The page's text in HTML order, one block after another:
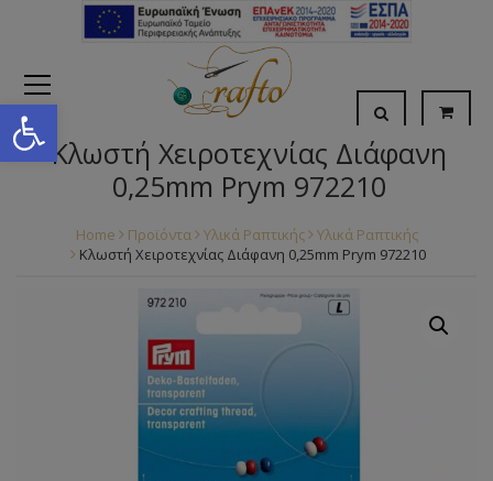
Open toolbar
Κλωστή Χειροτεχνίας Διάφανη
0,25mm Prym 972210
Home Προϊόντα Υλικά Ραπτικής
Υλικά Ραπτικής
Κλωστή Χειροτεχνίας Διάφανη 0,25mm Prym 972210